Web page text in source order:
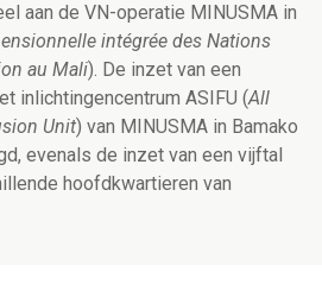
aan de VN-operatie MINUSMA in
intégrée des Nations
au Mali). De inzet van een
inlichtingencentrum ASIFU (All
Unit) van MINUSMA in Bamako
evenals de inzet van een vijftal
hoofdkwartieren van